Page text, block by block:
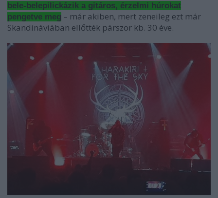
bele-belepilickázik a gitáros, érzelmi húrokat
pengetve meg – már akiben, mert zeneileg ezt már
Skandináviában ellőtték párszor kb. 30 éve.